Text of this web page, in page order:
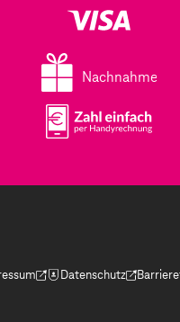
neuen Tab geöffnet)
in einem neuen Tab geöffnet)
Nachnahme
wird in einem neuen Tab
Datenschutz
(Der Link wird in einem
(Der